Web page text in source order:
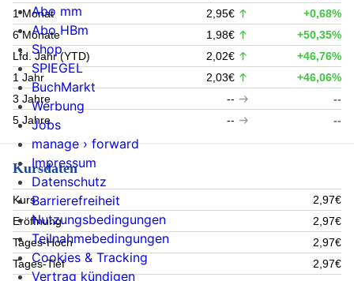
1 Monat
2,95€
+0,68%
6 Monate
1,98€
+50,35%
Lfd. Jahr (YTD)
2,02€
+46,76%
1 Jahr
2,03€
+46,06%
3 Jahre
--
--
5 Jahre
-- --
Kursdaten
Kurs
2,97€
Eröffnung
2,97€
Tages-Hoch
2,97€
Tages-Tief
2,97€
Abo mm
Abo HBm
Shop
SPIEGEL
BuchMarkt
Werbung
Jobs
manage › forward
Impressum
Datenschutz
Barrierefreiheit
Nutzungsbedingungen
Teilnahmebedingungen
Cookies & Tracking
Vertrag kündigen